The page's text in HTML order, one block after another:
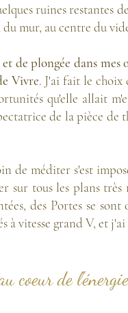
ruines restantes
mur, au centre du
de plongée dans mes
Vivre. J'ai fait le choix
qu'elle allait
de la pièce
de méditer s'est
sur tous les plans
des Portes se
à vitesse grand V, et
coeur de